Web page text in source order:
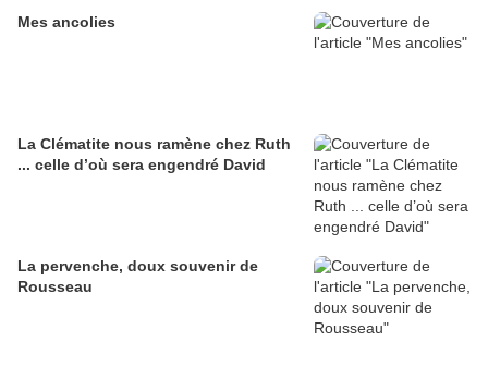
Mes ancolies
La Clématite nous ramène chez Ruth
... celle d’où sera engendré David
La pervenche, doux souvenir de
Rousseau